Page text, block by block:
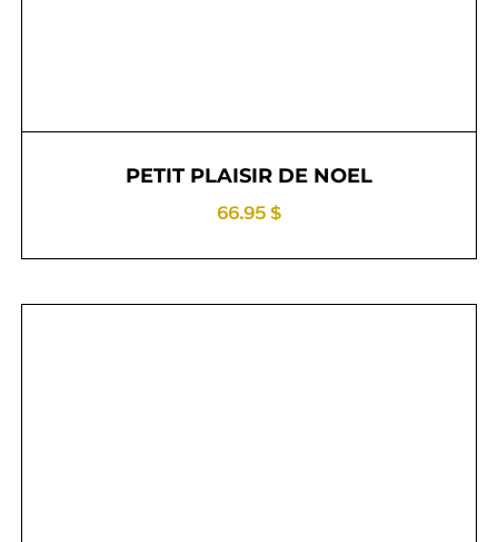
PETIT PLAISIR DE NOEL
66.95 $